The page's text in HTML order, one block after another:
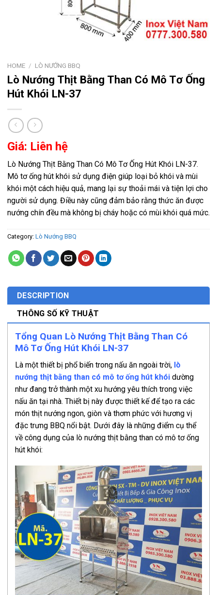
HOME / LÒ NƯỚNG BBQ
Lò Nướng Thịt Bằng Than Có Mô Tơ Ống
Hút Khói LN-37
Giá: Liên hệ
Lò Nướng Thịt Bằng Than Có Mô Tơ Ống Hút Khói LN-37.
Mô tơ ống hút khói sử dụng điện giúp loại bỏ khói và mùi
khói một cách hiệu quả, mang lại sự thoải mái và tiện lợi cho
người sử dụng. Điều này cũng đảm bảo rằng thức ăn được
nướng chín đều mà không bị cháy hoặc có mùi khói quá mức.
Category: Lò Nướng BBQ
DESCRIPTION
THÔNG SỐ KỸ THUẬT
Tổng Quan Lò Nướng Thịt Bằng Than Có
Mô Tơ Ống Hút Khói LN-37
Là một thiết bị phổ biến trong nấu ăn ngoài trời, lò
nướng thịt bằng than có mô tơ ống hút khói dường
như đang trở thành một xu hướng yêu thích trong việc
nấu ăn tại nhà. Thiết bị này được thiết kế để tạo ra các
món thịt nướng ngon, giòn và thơm phức với hương vị
đặc trưng BBQ nổi bật. Dưới đây là những điểm cụ thể
về công dụng của lò nướng thịt bằng than có mô tơ ống
hút khói: